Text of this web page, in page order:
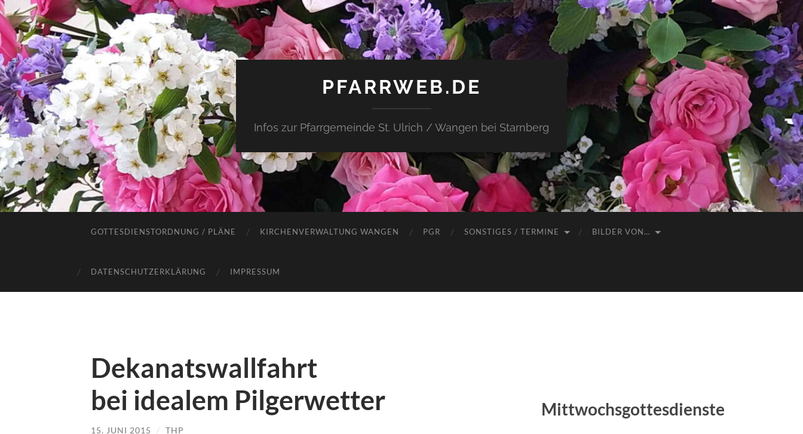
PFARRWEB.DE
Infos zur Pfarrgemeinde St. Ulrich / Wangen bei Starnberg
GOTTESDIENSTORDNUNG / PLÄNE KIRCHENVERWALTUNG WANGEN PGR SONSTIGES / TERMINE BILDER VON…
DATENSCHUTZERKLÄRUNG IMPRESSUM
Dekanatswallfahrt
bei idealem Pilgerwetter
15. JUNI 2015 / THP
Mittwochsgottesdienste